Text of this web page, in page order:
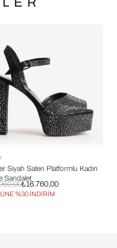
Siyah Saten Platformlu Kadın
Sandalet
₺16.760,00
%30 İNDİRİM